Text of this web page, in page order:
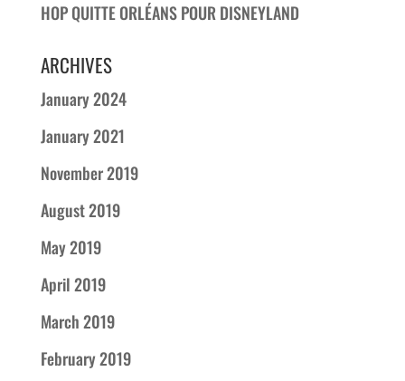
HOP QUITTE ORLÉANS POUR DISNEYLAND
ARCHIVES
January 2024
January 2021
November 2019
August 2019
May 2019
April 2019
March 2019
February 2019